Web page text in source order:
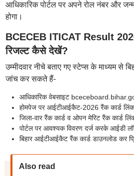
आधिकारिक पोर्टल पर अपने रोल नंबर और
होगा।
BCECEB ITICAT Result
रिजल्ट कैसे देखें?
उम्मीदवार नीचे बताए गए स्टेप्स के माध्यम से
जांच कर सकते हैं-
आधिकारिक वेबसाइट
होमपेज पर आईटीआईकैट-2026 रैंक कार्ड
जिला-वार रैंक कार्ड व ओपन मेरिट रैंक कार्ड
पोर्टल पर आवश्यक विवरण दर्ज करके आईडी
बिहार आईटीआईकैट रैंक कार्ड डाउनलोड कर
Also read